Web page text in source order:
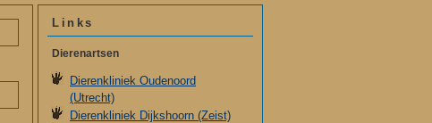
Links
Dierenartsen
Dierenkliniek Oudenoord
(Utrecht)
Dierenkliniek Dijkshoorn (Zeist)